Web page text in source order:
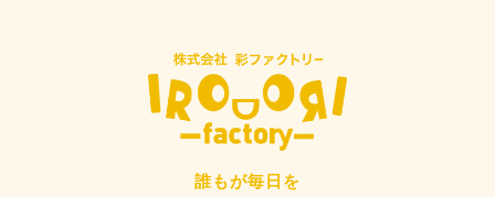
誰もが毎日を